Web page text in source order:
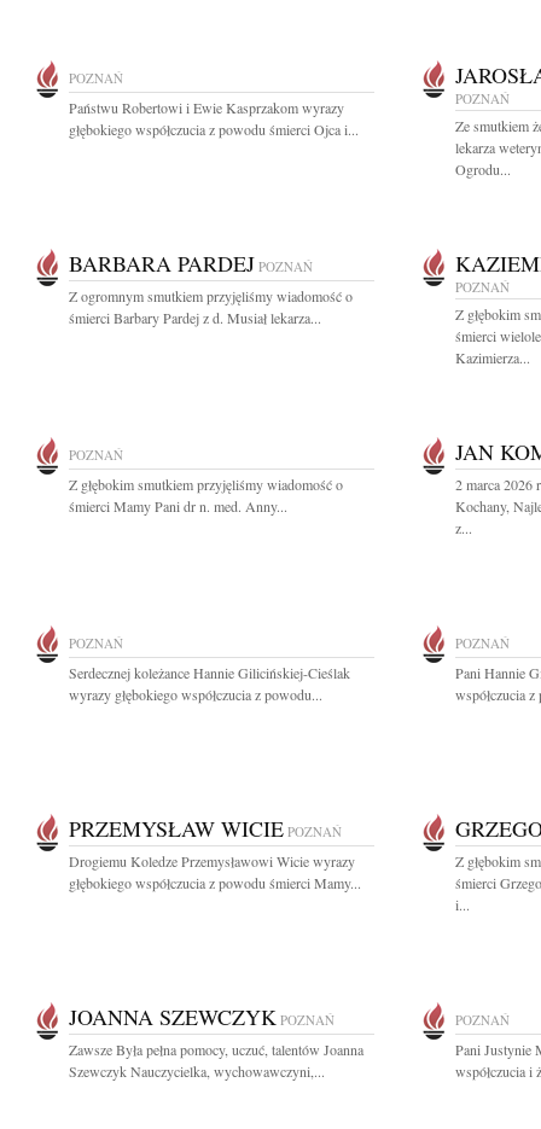
POZNAŃ
Państwu Robertowi i Ewie Kasprzakom wyrazy
głębokiego współczucia z powodu śmierci Ojca i...
POZNAŃ
Ze smutkiem
lekarza
Ogrodu...
BARBARA PARDEJ POZNAŃ
Z ogromnym smutkiem przyjęliśmy wiadomość o
śmierci Barbary Pardej z d. Musiał lekarza...
POZNAŃ
Z głębokim
śmierci
Kazimierza...
POZNAŃ
Z głębokim smutkiem przyjęliśmy wiadomość o
śmierci Mamy Pani dr n. med. Anny...
JAN
2 marca 2026
Kochany,
z...
POZNAŃ
Serdecznej koleżance Hannie Gilicińskiej-Cieślak
wyrazy głębokiego współczucia z powodu...
POZNAŃ
Pani Hannie
współczucia
PRZEMYSŁAW WICIE POZNAŃ
Drogiemu Koledze Przemysławowi Wicie wyrazy
głębokiego współczucia z powodu śmierci Mamy...
Z głębokim
śmierci
i...
JOANNA SZEWCZYK POZNAŃ
Zawsze Była pełna pomocy, uczuć, talentów Joanna
Szewczyk Nauczycielka, wychowawczyni,...
POZNAŃ
Pani Justynie
współczucia i